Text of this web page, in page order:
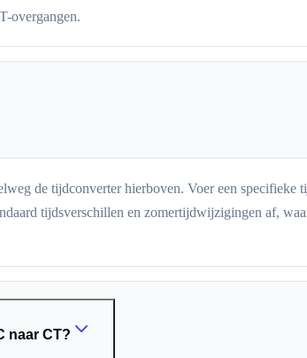
overgangen.
de tijdconverter hierboven. Voer een
tijdsverschillen en zomertijdwijzigingen af,
naar CT?